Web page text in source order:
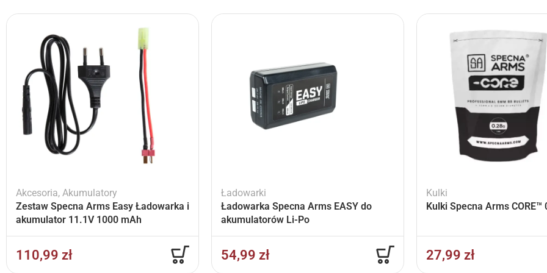
Akcesoria, Akumulatory
Zestaw Specna Arms Easy Ładowarka i
akumulator 11.1V 1000 mAh
110,99 zł
Ładowarki
Ładowarka Specna Arms EASY do
akumulatorów Li-Po
54,99 zł
Kulki
Kulki Specna Arms CORE™
27,99 zł